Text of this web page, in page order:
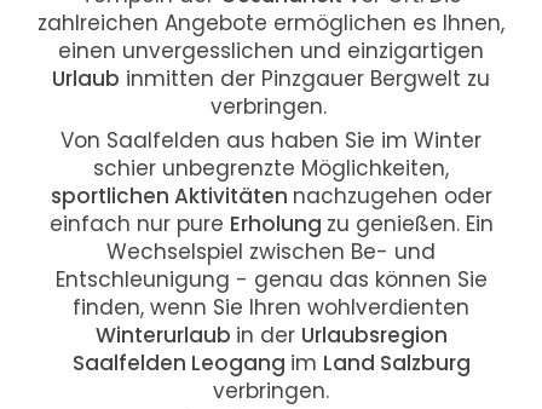
zahlreichen Angebote ermöglichen es Ihnen,
einen unvergesslichen und einzigartigen
Urlaub inmitten der Pinzgauer Bergwelt zu
verbringen.
Von Saalfelden aus haben Sie im Winter
schier unbegrenzte Möglichkeiten,
sportlichen Aktivitäten nachzugehen oder
einfach nur pure Erholung zu genießen. Ein
Wechselspiel zwischen Be- und
Entschleunigung - genau das können Sie
finden, wenn Sie Ihren wohlverdienten
Winterurlaub in der Urlaubsregion
Saalfelden Leogang im Land Salzburg
verbringen.